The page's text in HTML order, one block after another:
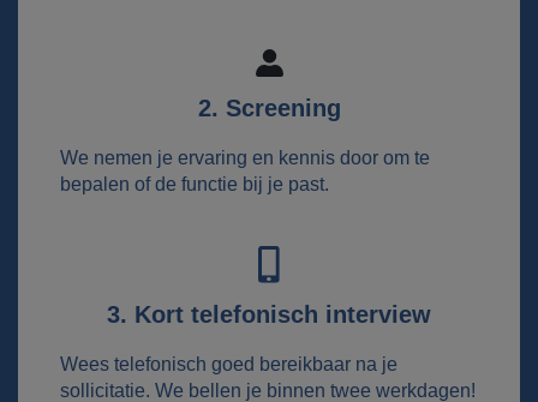
2. Screening
We nemen je ervaring en kennis door om te
bepalen of de functie bij je past.
3. Kort telefonisch interview
Wees telefonisch goed bereikbaar na je
sollicitatie. We bellen je binnen twee werkdagen!